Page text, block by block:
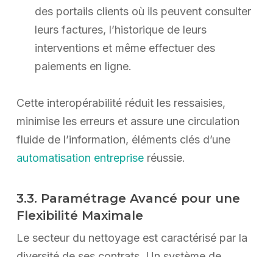
des portails clients où ils peuvent consulter
leurs factures, l’historique de leurs
interventions et même effectuer des
paiements en ligne.
Cette interopérabilité réduit les ressaisies,
minimise les erreurs et assure une circulation
fluide de l’information, éléments clés d’une
automatisation entrepriseréussie.
3.3. Paramétrage Avancé pour une
Flexibilité Maximale
Le secteur du nettoyage est caractérisé par la